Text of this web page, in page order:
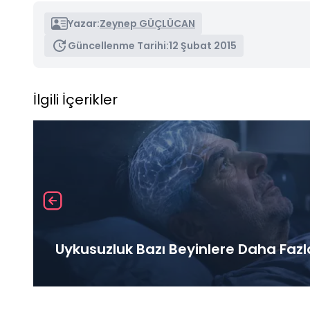
Yazar:Zeynep GÜÇLÜCAN
Güncellenme Tarihi:12 Şubat 2015
İlgili İçerikler
Uykusuzluk Bazı Beyinlere Daha